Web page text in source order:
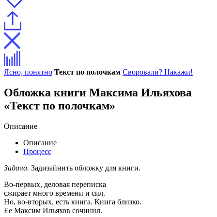
Ясно, понятно Текст по полочкам Своровали? Накажи!
Обложка книги Максима Ильяхова
«Текст по полочкам»
Описание
Описание
Процесс
Задача. Задизайнить обложку для книги.
Во-первых, деловая переписка
сжирает много времени и сил.
Но, во-вторых, есть книга. Книга близко.
Ее Максим Ильяхов сочинил.